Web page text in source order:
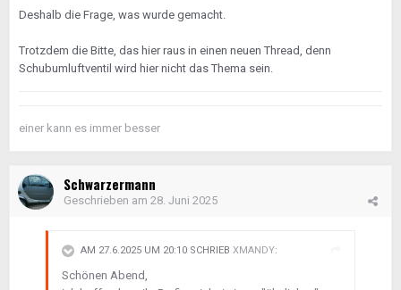
Deshalb die Frage, was wurde gemacht.
Trotzdem die Bitte, das hier raus in einen neuen Thread, denn
Schubumluftventil wird hier nicht das Thema sein.
einer kann es immer besser
Schwarzermann
Geschrieben am 28. Juni 2025
AM 27.6.2025 UM 20:10 SCHRIEB XMANDY:
Schönen Abend,